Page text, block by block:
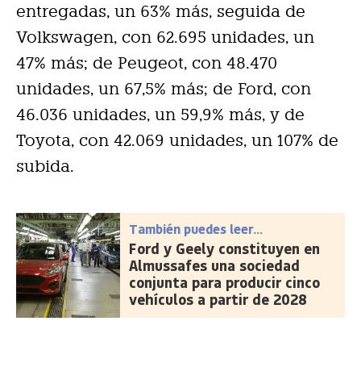
entregadas, un 63% más, seguida de
Volkswagen, con 62.695 unidades, un
47% más; de Peugeot, con 48.470
unidades, un 67,5% más; de Ford, con
46.036 unidades, un 59,9% más, y de
Toyota, con 42.069 unidades, un 107% de
subida.
También puedes leer...
Ford y Geely constituyen en
Almussafes una sociedad
conjunta para producir cinco
vehículos a partir de 2028